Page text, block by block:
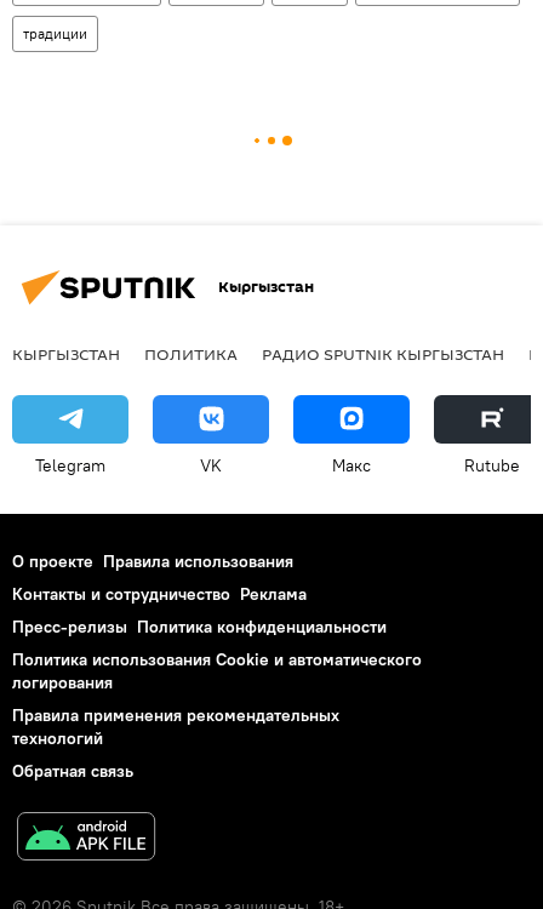
традиции
Кыргызстан
КЫРГЫЗСТАН ПОЛИТИКА РАДИО SPUTNIK КЫРГЫЗСТАН
Telegram VK Макс Rutube
О проекте Правила использования
Контакты и сотрудничество Реклама
Пресс-релизы Политика конфиденциальности
Политика использования Cookie и автоматического
логирования
Правила применения рекомендательных
технологий
Обратная связь